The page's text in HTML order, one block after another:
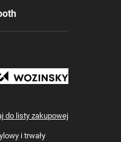
do listy zakupowej
i trwały